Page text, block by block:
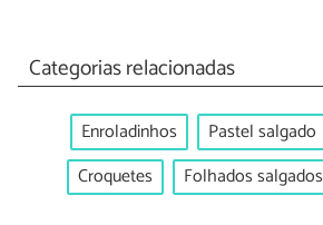
Categorias relacionadas
Enroladinhos Pastel salgado
Croquetes
Folhados salgados